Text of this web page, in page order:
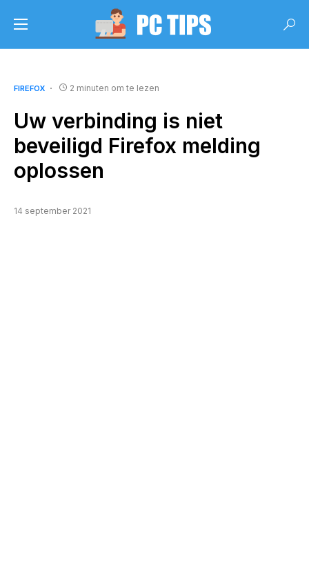
FIREFOX 2 minuten om te lezen
Uw verbinding is niet
beveiligd Firefox melding
oplossen
14 september 2021